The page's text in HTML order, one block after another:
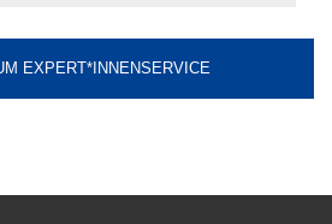
EXPERT*INNENSERVICE